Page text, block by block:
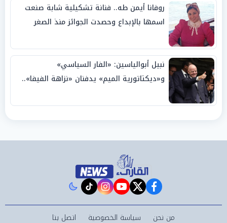
روفانا أيمن طه.. فنانة تشكيلية شابة صنعت
اسمها بالإبداع وحصدت الجوائز منذ الصغر
نبيل أبوالياسين: «الفار السياسي»
و«ديكتاتورية الميم» يدفنان «نزاهة الفيفا»..
facebook
twitter
youtube
instagram
tiktok
من نحن سياسة الخصوصية اتصل بنا